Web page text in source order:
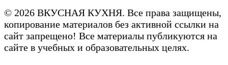
© 2026 ВКУСНАЯ КУХНЯ. Все права защищены,
копирование материалов без активной ссылки на
сайт запрещено! Все материалы публикуются на
сайте в учебных и образовательных целях.